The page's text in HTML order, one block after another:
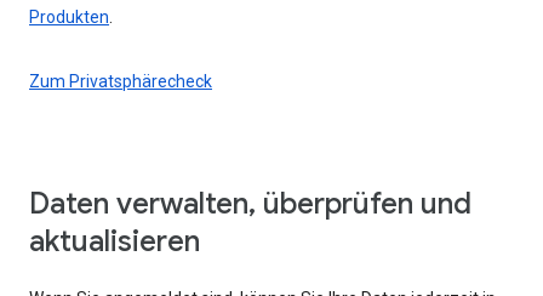
Produkten
Zum Privatsphärecheck
Daten verwalten, überprüfen und
aktualisieren